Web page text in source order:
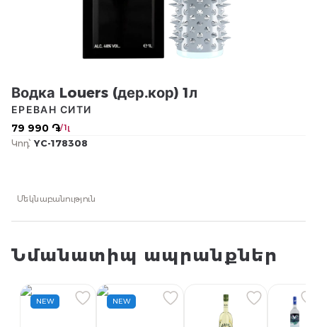
Водка Louers (дер.кор) 1л
79 990 ֏/ 1լ
ЕРЕВАН СИТИ
Կոդ՝ YC-178308
Մեկնաբանություն
Նմանատիպ ապրանքներ
NEW NEW